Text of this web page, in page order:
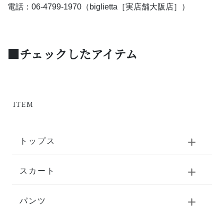
電話：06-4799-1970（biglietta［実店舗大阪店］）
■チェックしたアイテム
-ITEM
トップス
スカート
パンツ